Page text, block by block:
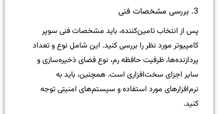
3. بررسی مشخصات فنی
پس از انتخاب تامین‌کننده، باید مشخصات فنی سوپر
کامپیوتر مورد نظر را بررسی کنید. این شامل نوع و تعداد
پردازنده‌ها، ظرفیت حافظه رم، نوع فضای ذخیره‌سازی و
سایر اجزای سخت‌افزاری است. همچنین، باید به
نرم‌افزارهای مورد استفاده و سیستم‌های امنیتی توجه
کنید.